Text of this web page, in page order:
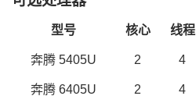
型号 核心 线程
奔腾 5405U 2 4
奔腾 6405U 2 4